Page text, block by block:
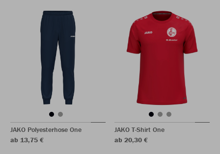
JAKO Polyesterhose One
ab 13,75 €
JAKO T-Shirt One
ab 20,30 €